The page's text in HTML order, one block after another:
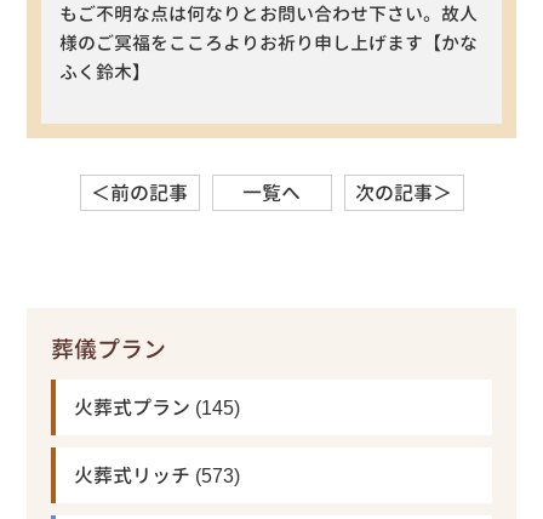
もご不明な点は何なりとお問い合わせ下さい。故人
様のご冥福をこころよりお祈り申し上げます【かな
ふく鈴木】
＜前の記事 一覧へ 次の記事＞
葬儀プラン
火葬式プラン (145)
火葬式リッチ (573)